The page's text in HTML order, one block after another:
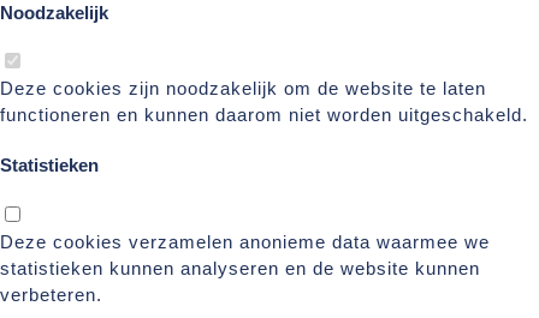
Noodzakelijk
Deze cookies zijn noodzakelijk om de website te laten
functioneren en kunnen daarom niet worden uitgeschakeld.
Statistieken
Deze cookies verzamelen anonieme data waarmee we
statistieken kunnen analyseren en de website kunnen
verbeteren.